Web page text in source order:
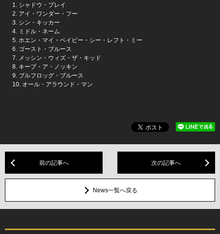
1. シャドウ・プレイ
2. アイ・ワンダー・フー
3. シン・キッカー
4. ミドル・ネーム
5. ホエン・マイ・ベイビー・シー・レフト・ミー
6. ゴースト・ブルース
7. メッシン・ウィズ・ザ・キッド
8. キープ・ア・ノッキン
9. ブルフロッグ・ブルース
10. オール・アラウンド・マン
前の記事へ 次の記事へ
News一覧へ戻る